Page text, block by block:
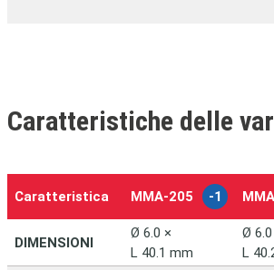
Caratteristiche delle
Caratteristica MMA‑205 -1
DIMENSIONI
Ø 6.0 ×
L 40.1 mm
Ø 6.0
L